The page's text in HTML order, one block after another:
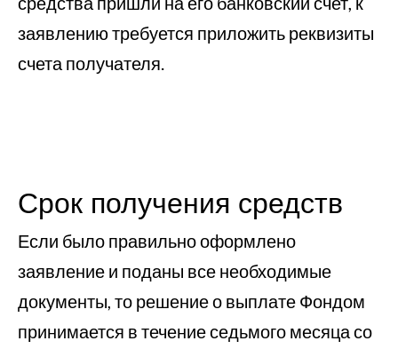
заявлению требуется приложить реквизиты
счета получателя.
Срок получения средств
Если было правильно оформлено
заявление и поданы все необходимые
документы, то решение о выплате Фондом
принимается в течение седьмого месяца со